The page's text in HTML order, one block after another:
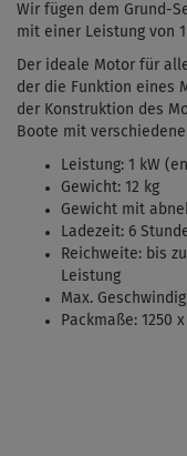
Wir fügen dem Grund-
mit einer Leistung von 1
Der ideale Motor für
der die Funktion eines
der Konstruktion des
Boote mit
Leistung: 1 kW
Gewicht: 12 kg
Gewicht mit
Ladezeit: 6
Reichweite: bis
Leistung
Max.
Packmaße: 1250